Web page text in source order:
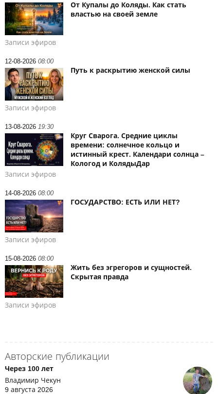
От Купалы до Коляды. Как стать
властью на своей земле
Записи эфиров
12-08-2026 08:00
Путь к раскрытию женской силы
Записи эфиров
13-08-2026 19:30
Круг Сварога. Средние циклы
времени: солнечное кольцо и
истинный крест. Календари солнца –
Кологод и КолядыДар
Записи эфиров
14-08-2026 08:00
ГОСУДАРСТВО: ЕСТЬ ИЛИ НЕТ?
Записи эфиров
15-08-2026 08:00
Жить без эгрегоров и сущностей.
Скрытая правда
Записи эфиров
Авторские публикации
Через 100 лет
Владимир Чекун
9 августа 2026